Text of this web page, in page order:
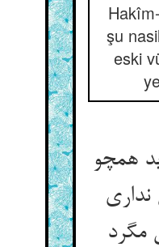
şu
eski
همچو
مگرد